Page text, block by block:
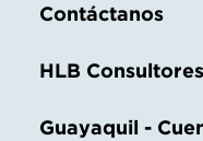
Contáctanos
HLB
Guayaquil -